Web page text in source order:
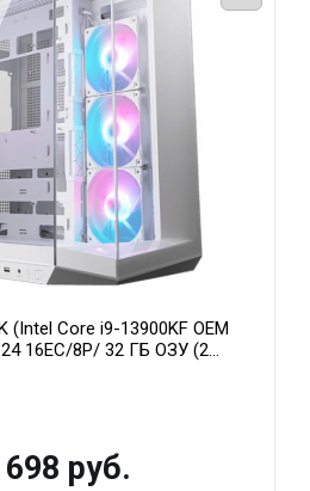
(Intel Core i9-13900KF OEM
16EC/8P/ 32 ГБ ОЗУ (2
GAMING OC 16GB GDDR6
руб.